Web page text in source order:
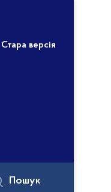
Стара версія
Пошук